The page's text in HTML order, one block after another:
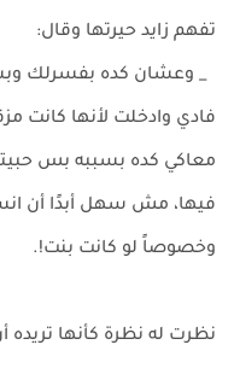
تفهم زايد حيرتها وقال:
_ وعشان كده بفسرلك
فادي وادخلت لأنها كانت
معاكي كده بسببه بس
فيها، مش سهل أبدًا أن
وخصوصاً لو كانت بنت!.
نظرت له نظرة كأنها تريده